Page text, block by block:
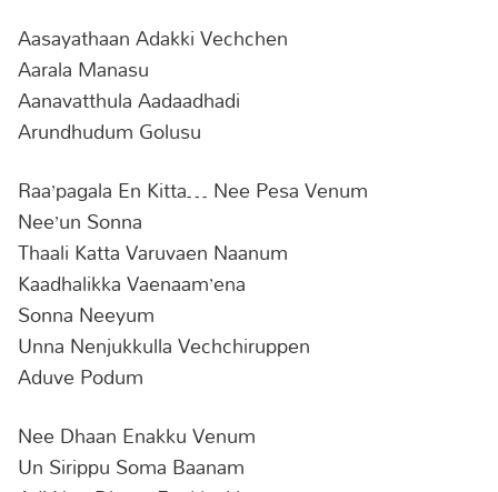
Aasayathaan Adakki Vechchen
Aarala Manasu
Aanavatthula Aadaadhadi
Arundhudum Golusu
Raa’pagala En Kitta… Nee Pesa Venum
Nee’un Sonna
Thaali Katta Varuvaen Naanum
Kaadhalikka Vaenaam’ena
Sonna Neeyum
Unna Nenjukkulla Vechchiruppen
Aduve Podum
Nee Dhaan Enakku Venum
Un Sirippu Soma Baanam